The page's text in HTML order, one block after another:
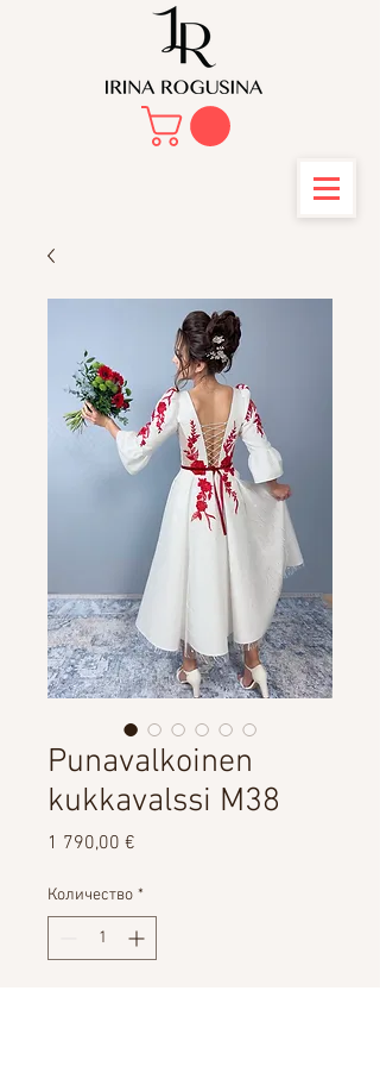
Punavalkoinen
kukkavalssi M38
1 790,00 €
Количество *